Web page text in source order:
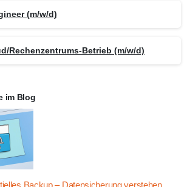
(m/w/d)
Rechenzentrums-Betrieb (m/w/d)
im Blog
Backup – Datensicherung verstehen